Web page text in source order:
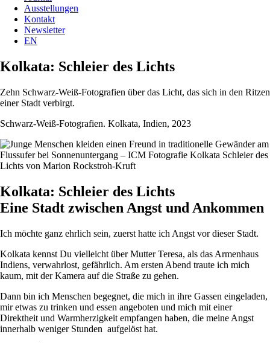
Ausstellungen
Kontakt
Newsletter
EN
Kolkata: Schleier des Lichts
Zehn Schwarz-Weiß-Fotografien über das Licht, das sich in den Ritzen
einer Stadt verbirgt.
Schwarz-Weiß-Fotografien. Kolkata, Indien, 2023
Kolkata: Schleier des Lichts
Eine Stadt zwischen Angst und Ankommen
Ich möchte ganz ehrlich sein, zuerst hatte ich Angst vor dieser Stadt.
Kolkata kennst Du vielleicht über Mutter Teresa, als das Armenhaus
Indiens, verwahrlost, gefährlich. Am ersten Abend traute ich mich
kaum, mit der Kamera auf die Straße zu gehen.
Dann bin ich Menschen begegnet, die mich in ihre Gassen eingeladen,
mir etwas zu trinken und essen angeboten und mich mit einer
Direktheit und Warmherzigkeit empfangen haben, die meine Angst
innerhalb weniger Stunden aufgelöst hat.